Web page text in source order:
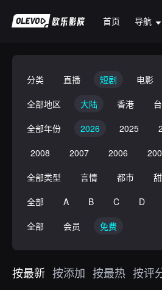
首页 导航
分类 直播 短剧 电影
全部地区
大陆 香港
全部年份
2026 2025
2008
2007 2006
全部类型
言情 都市
全部
A B C D
全部
会员 免费
按最新 按添加 按最热 按评